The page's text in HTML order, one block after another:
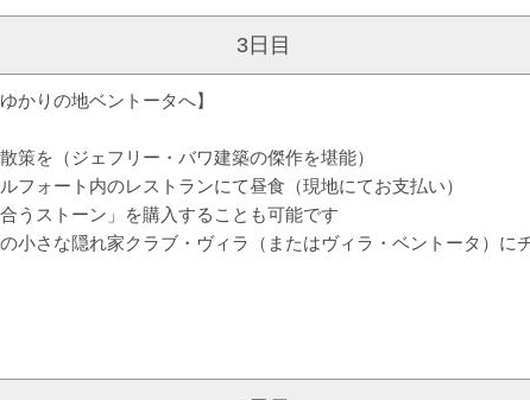
3日目
かりの地ベントータへ】
を（ジェフリー・バワ建築の傑作を堪能）
ォート内のレストランにて昼食（現地にてお支払い）
うストーン」を購入することも可能です
さな隠れ家クラブ・ヴィラ（またはヴィラ・ベントータ）に